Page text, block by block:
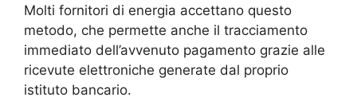
Molti fornitori di energia accettano questo
metodo, che permette anche il tracciamento
immediato dell’avvenuto pagamento grazie alle
ricevute elettroniche generate dal proprio
istituto bancario.